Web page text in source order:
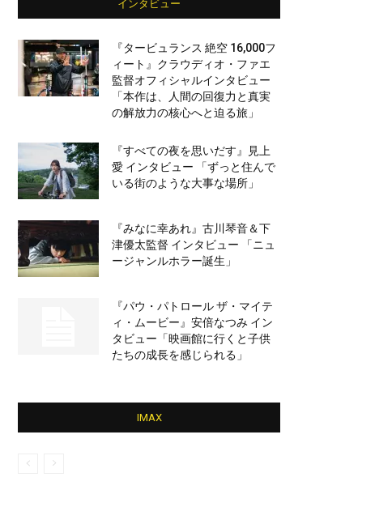
インタビュー
『タービュランス 絶空 16,000フ
ィート』クラウディオ・ファエ
監督オフィシャルインタビュー
「本作は、人間の回復力と真実
の解放力の核心へと迫る旅」
『すべての夜を思いだす』見上
愛 インタビュー 「ずっと住んで
いる街のような大事な場所」
『みなに幸あれ』古川琴音＆下
津優太監督 インタビュー 「ニュ
ージャンルホラー誕生」
『パウ・パトロール ザ・マイテ
ィ・ムービー』安倍なつみ イン
タビュー「映画館に行くと子供
たちの成長を感じられる」
IMAX